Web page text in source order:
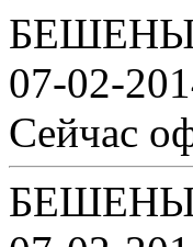
07-02-
Сейчас